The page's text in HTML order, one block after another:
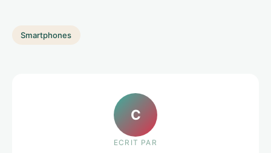
Smartphones
C
ECRIT PAR